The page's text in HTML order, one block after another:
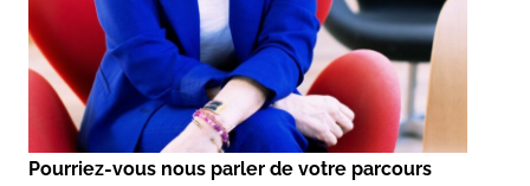
Pourriez-vous nous parler de votre parcours